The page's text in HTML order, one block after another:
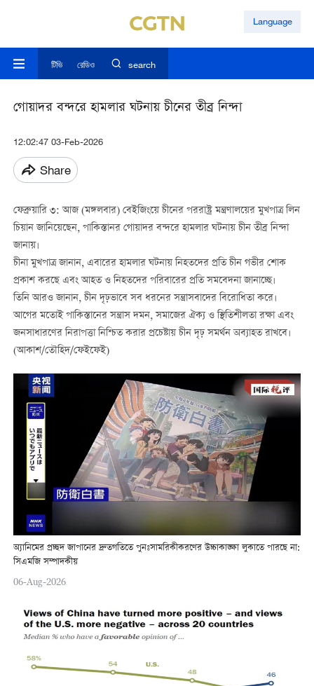
Language
টিভি রেডিও search
গোয়াদর বন্দরে হামলার ঘটনায় চীনের তীব্র নিন্দা
12:02:47 03-Feb-2026
Share
ফেব্রুয়ারি ৩: আজ (মঙ্গলবার) বেইজিংয়ে চীনের পররাষ্ট্র মন্ত্রণালয়ের মুখপাত্র লিন
চিয়ান জানিয়েছেন, পাকিস্তানর গোয়াদর বন্দরে হামলার ঘটনায় চীন তীব্র নিন্দা
জানায়।
চীনা মুখপাত্র জানান, এবারের হামলার ঘটনায় নিহতদের প্রতি চীন গভীর শোক
প্রকাশ করছে এবং আহত ও নিহতদের পরিবারের প্রতি সমবেদনা জানাচ্ছে।
তিনি আরও জানান, চীন দৃঢ়ভাবে সব ধরনের সন্ত্রাসবাদের বিরোধিতা করে।
আগের মতোই পাকিস্তানের সন্ত্রাস দমন, সমাজের ঐক্য ও স্থিতিশীলতা রক্ষা এবং
জনসাধারণের নিরাপত্তা নিশ্চিত করার প্রচেষ্টায় চীন দৃঢ় সমর্থন অব্যাহত রাখবে।
(আকাশ/তৌহিদ/ফেইফেই)
অ্যানিমের প্রচ্ছদ জাপানের দ্রুতগতিতে পুনঃসামরিকীকরণের উচ্চাকাঙ্ক্ষা লুকাতে পারছে না:
সিএমজি সম্পাদকীয়
06-Aug-2026